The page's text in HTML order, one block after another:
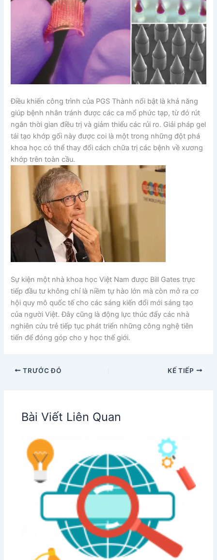
Điều khiến công trình của PGS Thành nổi bật là khả năng
giúp bệnh nhân tránh được các ca mổ phức tạp, từ đó rút
ngắn thời gian điều trị và giảm thiểu các rủi ro. Giải pháp gel
tái tạo khớp gối này được coi là một trong những đột phá
khoa học có thể thay đổi cách chữa trị các bệnh về xương
khớp trên toàn cầu.
Sự kiện một nhà khoa học Việt Nam được Bill Gates trực
tiếp đầu tư không chỉ là niềm tự hào lớn mà còn mở ra cơ
hội quy mô quốc tế cho các sáng kiến đổi mới sáng tạo
của người Việt. Đây cũng là động lực thúc đẩy các nhà
nghiên cứu trẻ tiếp tục phát triển những công nghệ tiên
tiến để đóng góp cho y học thế giới.
TRƯỚC ĐÓ KẾ TIẾP
Bài Viết Liên Quan